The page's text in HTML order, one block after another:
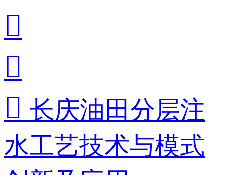


 长庆油田分层注
水工艺技术与模式